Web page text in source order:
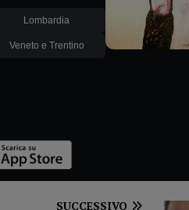
Lombardia
Veneto e Trentino
SUCCESSIVO